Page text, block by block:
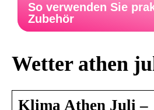
So verwenden Sie
Zubehör
Wetter athen
Klima Athen Juli –